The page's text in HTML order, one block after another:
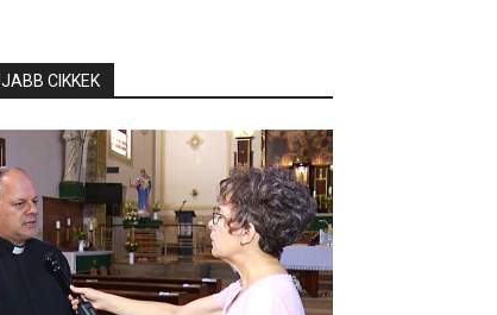
CIKKEK